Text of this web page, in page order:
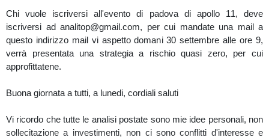
Chi vuole iscriversi all'evento di padova di apollo 11, deve
iscriversi ad analitop@gmail.com, per cui mandate una mail a
questo indirizzo mail vi aspetto domani 30 settembre alle ore 9,
verrà presentata una strategia a rischio quasi zero, per cui
approfittatene.
Buona giornata a tutti, a lunedi, cordiali saluti
Vi ricordo che tutte le analisi postate sono mie idee personali, non
sollecitazione a investimenti, non ci sono conflitti d'interesse e